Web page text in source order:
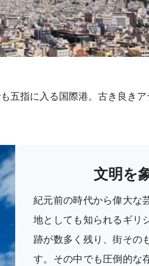
五指に入る国際港。古き良き
文明を
紀元前の時代から偉大な
地としても知られるギリ
跡が数多く残り、街その
す。その中でも圧倒的な